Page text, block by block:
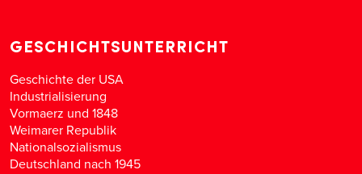
GESCHICHTSUNTERRICHT
Geschichte der USA
Industrialisierung
Vormaerz und 1848
Weimarer Republik
Nationalsozialismus
Deutschland nach 1945